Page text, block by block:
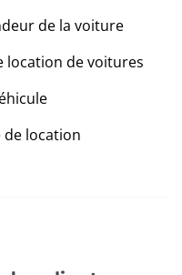
de la voiture
location de voitures
location